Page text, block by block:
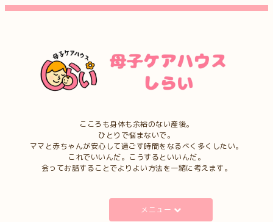
こころも身体も余裕のない産後。
ひとりで悩まないで。
ママと赤ちゃんが安心して過ごす時間をなるべく多くしたい。
これでいいんだ。こうするといいんだ。
会ってお話することでよりよい方法を一緒に考えます。
メニュー